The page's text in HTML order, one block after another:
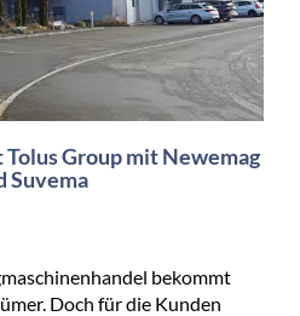
Group mit Newemag
Suvema
bekommt
Doch für die Kunden